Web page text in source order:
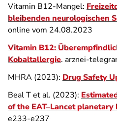
Vitamin B12-Mangel:
bleibenden neurologischen
online vom 24.08.2023
Vitamin B12:
Kobaltallergie. arznei-
MHRA (2023): Drug Safety
Beal T et al. (2023):
of the EAT–Lancetplanetary
e233-e237